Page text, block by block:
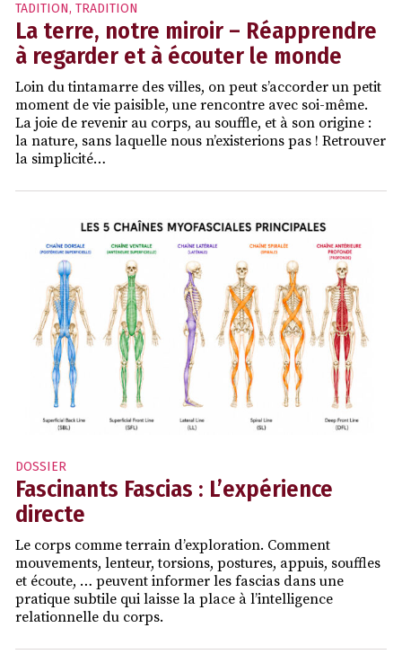
TADITION, TRADITION
La terre, notre miroir – Réapprendre
à regarder et à écouter le monde
Loin du tintamarre des villes, on peut s’accorder un petit
moment de vie paisible, une rencontre avec soi-même.
La joie de revenir au corps, au souffle, et à son origine :
la nature, sans laquelle nous n’existerions pas ! Retrouver
la simplicité…
DOSSIER
Fascinants Fascias : L’expérience
directe
Le corps comme terrain d’exploration. Comment
mouvements, lenteur, torsions, postures, appuis, souffles
et écoute, … peuvent informer les fascias dans une
pratique subtile qui laisse la place à l’intelligence
relationnelle du corps.